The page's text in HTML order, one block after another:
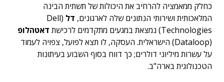
כחלק ממאמציה להרחיב את היכולות של תשתית הבינה
המלאכותית ושירותי הנתונים שלה לארגונים, דל (Dell
Technologies) נמצאת במגעים מתקדמים לרכישת
דאטהלופ
(Dataloop) הישראלית. העסקה, לו תצא לפועל, צפויה לעמוד
על עשרות מיליוני דולרים; כך דווח בסוף השבוע בעיתונות
הטכנולוגית בארה"ב.